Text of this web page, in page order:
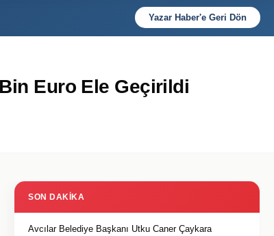
Yazar Haber'e Geri Dön
Euro Ele Geçirildi
SON DAKIKA
Avcılar Belediye Başkanı Utku Caner Çaykara